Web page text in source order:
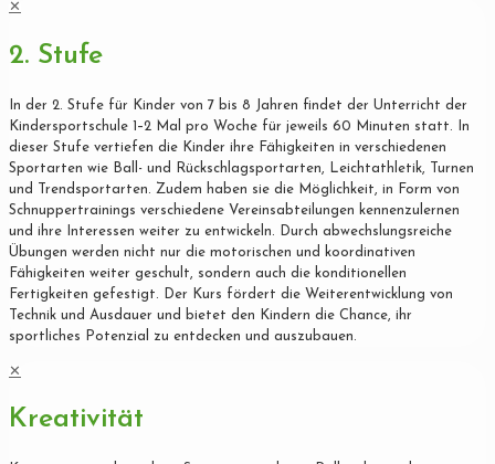
✕
2. Stufe
In der 2. Stufe für Kinder von 7 bis 8 Jahren findet der Unterricht der
Kindersportschule 1–2 Mal pro Woche für jeweils 60 Minuten statt. In
dieser Stufe vertiefen die Kinder ihre Fähigkeiten in verschiedenen
Sportarten wie Ball- und Rückschlagsportarten, Leichtathletik, Turnen
und Trendsportarten. Zudem haben sie die Möglichkeit, in Form von
Schnuppertrainings verschiedene Vereinsabteilungen kennenzulernen
und ihre Interessen weiter zu entwickeln. Durch abwechslungsreiche
Übungen werden nicht nur die motorischen und koordinativen
Fähigkeiten weiter geschult, sondern auch die konditionellen
Fertigkeiten gefestigt. Der Kurs fördert die Weiterentwicklung von
Technik und Ausdauer und bietet den Kindern die Chance, ihr
sportliches Potenzial zu entdecken und auszubauen.
✕
Kreativität